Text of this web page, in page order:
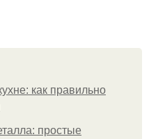
как правильно
простые